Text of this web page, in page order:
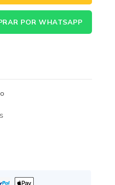
POR WHATSAPP